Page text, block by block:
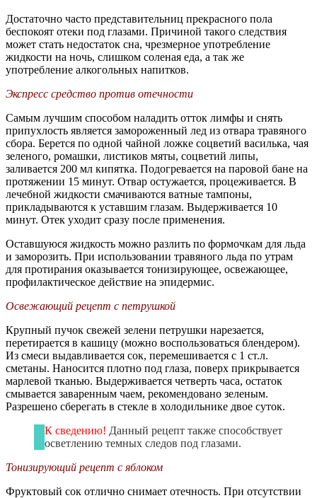
Достаточно часто представительниц прекрасного пола
беспокоят отеки под глазами. Причиной такого следствия
может стать недостаток сна, чрезмерное употребление
жидкости на ночь, слишком соленая еда, а так же
употребление алкогольных напитков.
Экспресс средство против отечности
Самым лучшим способом наладить отток лимфы и снять
припухлость является замороженный лед из отвара травяного
сбора. Берется по одной чайной ложке соцветий василька, чая
зеленого, ромашки, листиков мяты, соцветий липы,
заливается 200 мл кипятка. Подогревается на паровой бане на
протяжении 15 минут. Отвар остужается, процеживается. В
лечебной жидкости смачиваются ватные тампоны,
прикладываются к уставшим глазам. Выдерживается 10
минут. Отек уходит сразу после применения.
Оставшуюся жидкость можно разлить по формочкам для льда
и заморозить. При использовании травяного льда по утрам
для протирания оказывается тонизирующее, освежающее,
профилактическое действие на эпидермис.
Освежающий рецепт с петрушкой
Крупный пучок свежей зелени петрушки нарезается,
перетирается в кашицу (можно воспользоваться блендером).
Из смеси выдавливается сок, перемешивается с 1 ст.л.
сметаны. Наносится плотно под глаза, поверх прикрывается
марлевой тканью. Выдерживается четверть часа, остаток
смывается заваренным чаем, рекомендовано зеленым.
Разрешено сберегать в стекле в холодильнике двое суток.
К сведению! Данный рецепт также способствует
осветлению темных следов под глазами.
Тонизирующий рецепт с яблоком
Фруктовый сок отлично снимает отечность. При отсутствии